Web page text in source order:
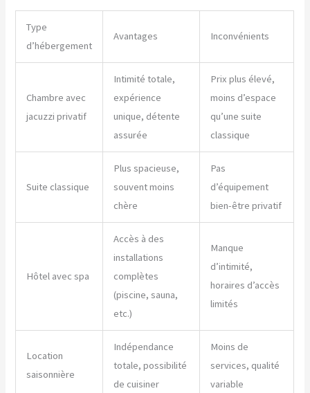
Type
d’hébergement
Avantages Inconvénients
Chambre avec
jacuzzi privatif
Intimité totale,
expérience
unique, détente
assurée
Prix plus élevé,
moins d’espace
qu’une suite
classique
Suite classique
Plus spacieuse,
souvent moins
chère
Pas
d’équipement
bien-être privatif
Hôtel avec spa
Accès à des
installations
complètes
(piscine, sauna,
etc.)
Manque
d’intimité,
horaires d’accès
limités
Location
saisonnière
Indépendance
totale, possibilité
de cuisiner
Moins de
services, qualité
variable